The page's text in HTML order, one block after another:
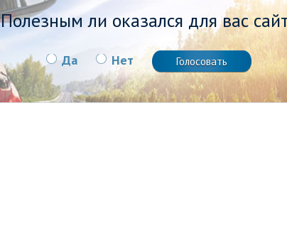
Полезным ли оказался для вас
Да Нет